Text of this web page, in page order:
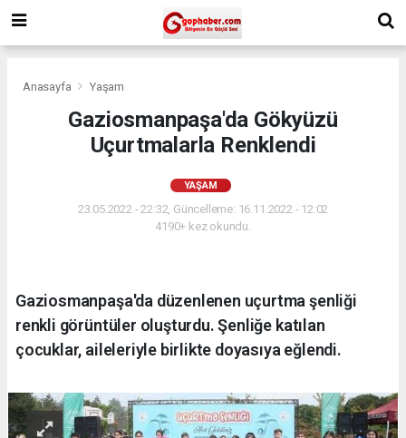
Anasayfa Yaşam
Gaziosmanpaşa'da Gökyüzü
Uçurtmalarla Renklendi
YAŞAM
23.05.2022 - 22:32, Güncelleme: 16.11.2022 - 12:02
4190+ kez okundu.
Gaziosmanpaşa'da düzenlenen uçurtma şenliği
renkli görüntüler oluşturdu. Şenliğe katılan
çocuklar, aileleriyle birlikte doyasıya eğlendi.